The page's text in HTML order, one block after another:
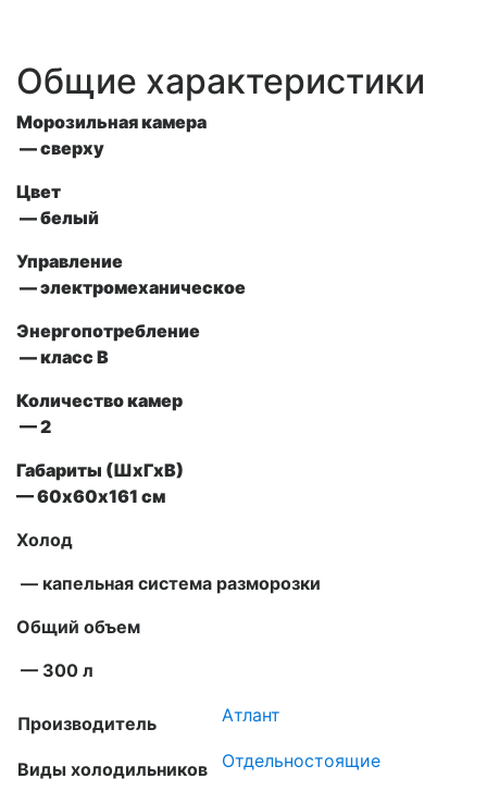
Общие характеристики
Морозильная камера
— сверху
Цвет
— белый
Управление
— электромеханическое
Энергопотребление
— класс В
Количество камер
— 2
Габариты (ШxГxВ)
— 60х60х161 см
Холод
— капельная система разморозки
Общий объем
— 300 л
Производитель Атлант
Виды холодильников Отдельностоящие